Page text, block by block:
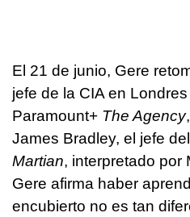
El 21 de junio, Gere
jefe de la CIA en
Paramount+ The Agency
James Bradley, el jefe
Martian, interpretado por
Gere afirma haber
encubierto no es tan